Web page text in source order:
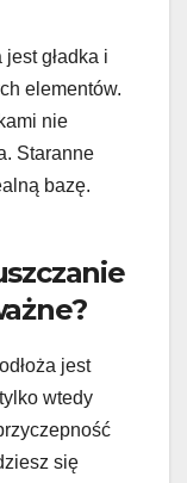
gładka i
elementów.
nie
Staranne
bazę.
jest
wtedy
się